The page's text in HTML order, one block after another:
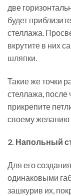
две
будет
стеллажа.
вкрутите в них
шляпки.
Такие же точки
стеллажа, после
прикрепите
своему желанию
2. Напольный
Для его
одинаковыми
зашкурив их,